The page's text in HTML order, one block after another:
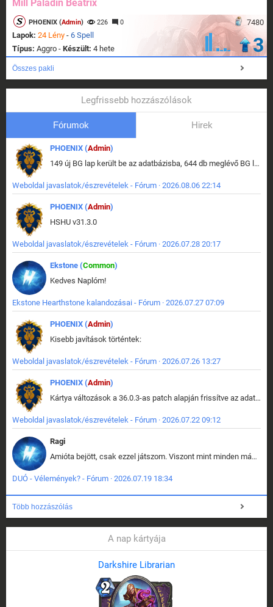
Mill Paladin Beatrix
7480
PHOENIX (Admin) 226 0
Lapok: 24 Lény - 6 Spell
Típus: Aggro - Készült: 4 hete 3
Összes pakli
Legfrissebb hozzászólások
Fórumok Hirek
PHOENIX (Admin)
149 új BG lap került be az adatbázisba, 644 db meglévő BG lap módosult, bekerültek az új képek a megváltozott lapokhoz is.
Weboldal javaslatok/észrevételek - Fórum · 2026.08.06 22:14
PHOENIX (Admin)
HSHU v31.3.0
Weboldal javaslatok/észrevételek - Fórum · 2026.07.28 20:17
Ekstone (Common)
Kedves Naplóm!
Ekstone Hearthstone kalandozásai - Fórum · 2026.07.27 07:09
PHOENIX (Admin)
Kisebb javítások történtek:
Weboldal javaslatok/észrevételek - Fórum · 2026.07.26 13:27
PHOENIX (Admin)
Kártya változások a 36.0.3-as patch alapján frissítve az adatbázisban (képek is cserélve).
Weboldal javaslatok/észrevételek - Fórum · 2026.07.22 09:12
Ragi
Amióta bejött, csak ezzel játszom. Viszont mint minden más - akár az alapjáték is, ez is baromira összetett lett. Néha már pár kör után is esélytelen az egész. Vagy irreállisan túltápol valaki, vagy lelép a partner, vagy csak hülye mint a segg. És amikor eljönne az én időm, na akkor jön el mindenki másé is. Engem jobban érdekelne, hogy ki milyen ratingen szokott játszani. Na ez lenne egy érdekes adat.
DUÓ - Vélemények? - Fórum · 2026.07.19 18:34
Több hozzászólás
A nap kártyája
Darkshire Librarian